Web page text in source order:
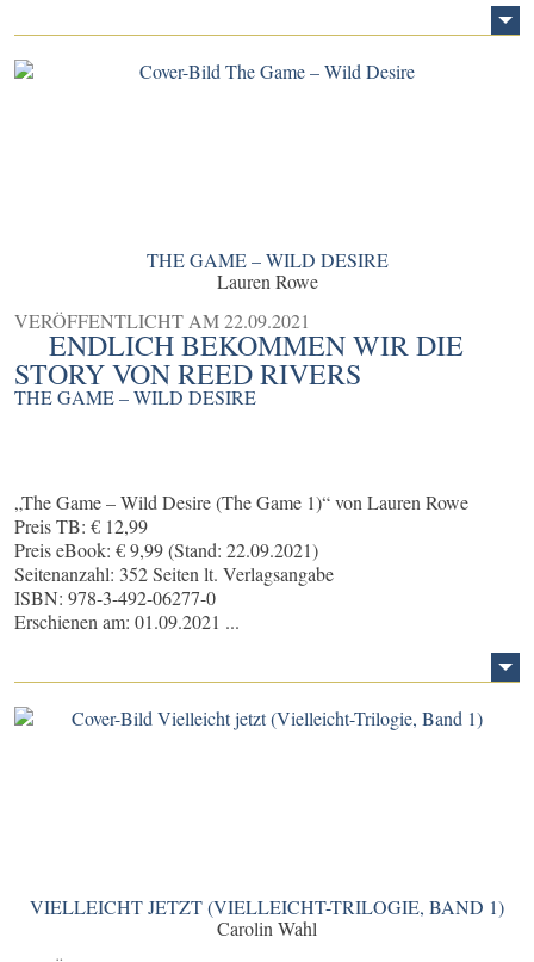
THE GAME – WILD DESIRE
Lauren Rowe
VERÖFFENTLICHT AM22.09.2021
ENDLICH BEKOMMEN WIR DIE
STORY VON REED RIVERS
THE GAME – WILD DESIRE
„The Game – Wild Desire (The Game 1)“ von Lauren Rowe
Preis TB: € 12,99
Preis eBook: € 9,99 (Stand: 22.09.2021)
Seitenanzahl: 352 Seiten lt. Verlagsangabe
ISBN: 978-3-492-06277-0
Erschienen am: 01.09.2021 ...
VIELLEICHT JETZT (VIELLEICHT-TRILOGIE, BAND 1)
Carolin Wahl